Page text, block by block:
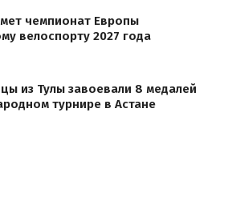
чемпионат Европы
велоспорту 2027 года
из Тулы завоевали 8 медалей
турнире в Астане